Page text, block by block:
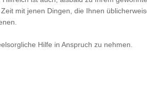
mit jenen Dingen, die Ihnen
Hilfe in Anspruch zu nehmen.